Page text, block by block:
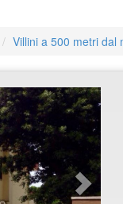
Villini a 500 metri dal